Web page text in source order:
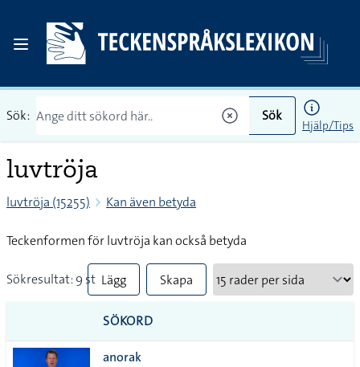
Sök: Sök
Hjälp/Tips
luvtröja
luvtröja (15255) Kan även betyda
Teckenformen för luvtröja kan också betyda
Sökresultat: 9 st Lägg
till
alla i
Skapa
SÖKORD
anorak